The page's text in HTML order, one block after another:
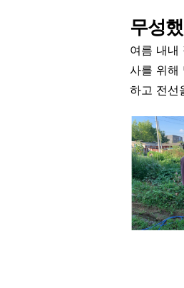
무성
여름 내내
사를 위해
하고 전선